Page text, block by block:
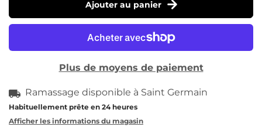
Ajouter au panier
Plus de moyens de paiement
Ramassage disponible à Saint Germain
Habituellement prête en 24 heures
Afficher les informations du magasin